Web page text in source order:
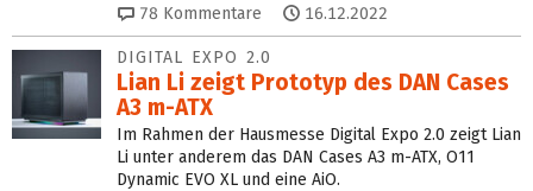
78 Kommentare 16.12.2022
DIGITAL EXPO 2.0
Lian Li zeigt Prototyp des DAN Cases
A3 m-ATX
Im Rahmen der Hausmesse Digital Expo 2.0 zeigt Lian
Li unter anderem das DAN Cases A3 m-ATX, O11
Dynamic EVO XL und eine AiO.